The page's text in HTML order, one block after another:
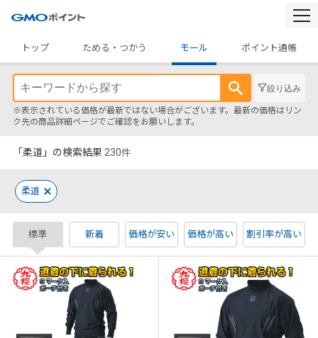
トップ
ためる・つかう モール ポイント通帳
絞り込み
※表示されている価格が最新ではない場合がございます。最新の価格はリン
ク先の商品詳細ページでご確認をお願いします。
「柔道」の検索結果 230件
柔道
標準 新着 価格が安い 価格が高い 割引率が高い